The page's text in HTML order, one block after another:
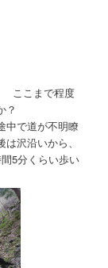
ここまで程度
？
で道が不明瞭
沢沿いから、
5分くらい歩い